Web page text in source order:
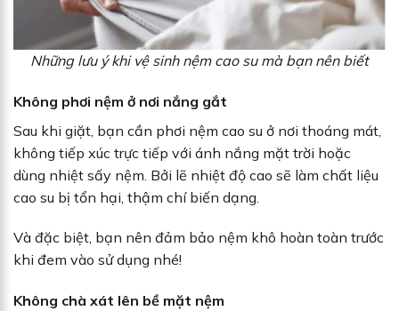
Những lưu ý khi vệ sinh nệm cao su mà bạn nên biết
Không phơi nệm ở nơi nắng gắt
Sau khi giặt, bạn cần phơi nệm cao su ở nơi thoáng mát,
không tiếp xúc trực tiếp với ánh nắng mặt trời hoặc
dùng nhiệt sấy nệm. Bởi lẽ nhiệt độ cao sẽ làm chất liệu
cao su bị tổn hại, thậm chí biến dạng.
Và đặc biệt, bạn nên đảm bảo nệm khô hoàn toàn trước
khi đem vào sử dụng nhé!
Không chà xát lên bề mặt nệm